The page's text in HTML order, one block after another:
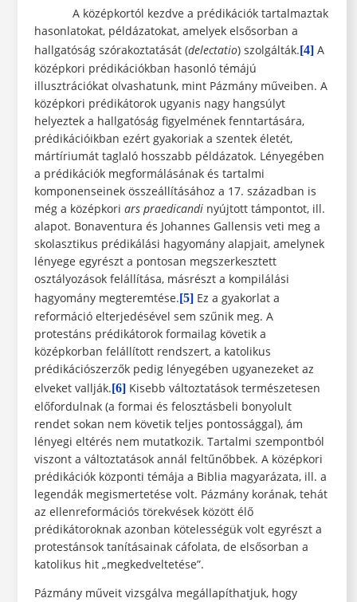
A középkortól kezdve a prédikációk tartalmaztak
hasonlatokat, példázatokat, amelyek elsősorban a
hallgatóság szórakoztatását (delectatio) szolgálták.[4]A
középkori prédikációkban hasonló témájú
illusztrációkat olvashatunk, mint Pázmány műveiben. A
középkori prédikátorok ugyanis nagy hangsúlyt
helyeztek a hallgatóság figyelmének fenntartására,
prédikációikban ezért gyakoriak a szentek életét,
mártíriumát taglaló hosszabb példázatok. Lényegében
a prédikációk megformálásának és tartalmi
komponenseinek összeállításához a 17. században is
még a középkori ars praedicandinyújtott támpontot, ill.
alapot. Bonaventura és Johannes Gallensis veti meg a
skolasztikus prédikálási hagyomány alapjait, amelynek
lényege egyrészt a pontosan megszerkesztett
osztályozások felállítása, másrészt a kompilálási
hagyomány megteremtése.[5]Ez a gyakorlat a
reformáció elterjedésével sem szűnik meg. A
protestáns prédikátorok formailag követik a
középkorban felállított rendszert, a katolikus
prédikációszerzők pedig lényegében ugyanezeket az
elveket vallják.[6]Kisebb változtatások természetesen
előfordulnak (a formai és felosztásbeli bonyolult
rendet sokan nem követik teljes pontossággal), ám
lényegi eltérés nem mutatkozik. Tartalmi szempontból
viszont a változtatások annál feltűnőbbek. A középkori
prédikációk központi témája a Biblia magyarázata, ill. a
legendák megismertetése volt. Pázmány korának, tehát
az ellenreformációs törekvések között élő
prédikátoroknak azonban kötelességük volt egyrészt a
protestánsok tanításainak cáfolata, de elsősorban a
katolikus hit „megkedveltetése”.
Pázmány műveit vizsgálva megállapíthatjuk, hogy